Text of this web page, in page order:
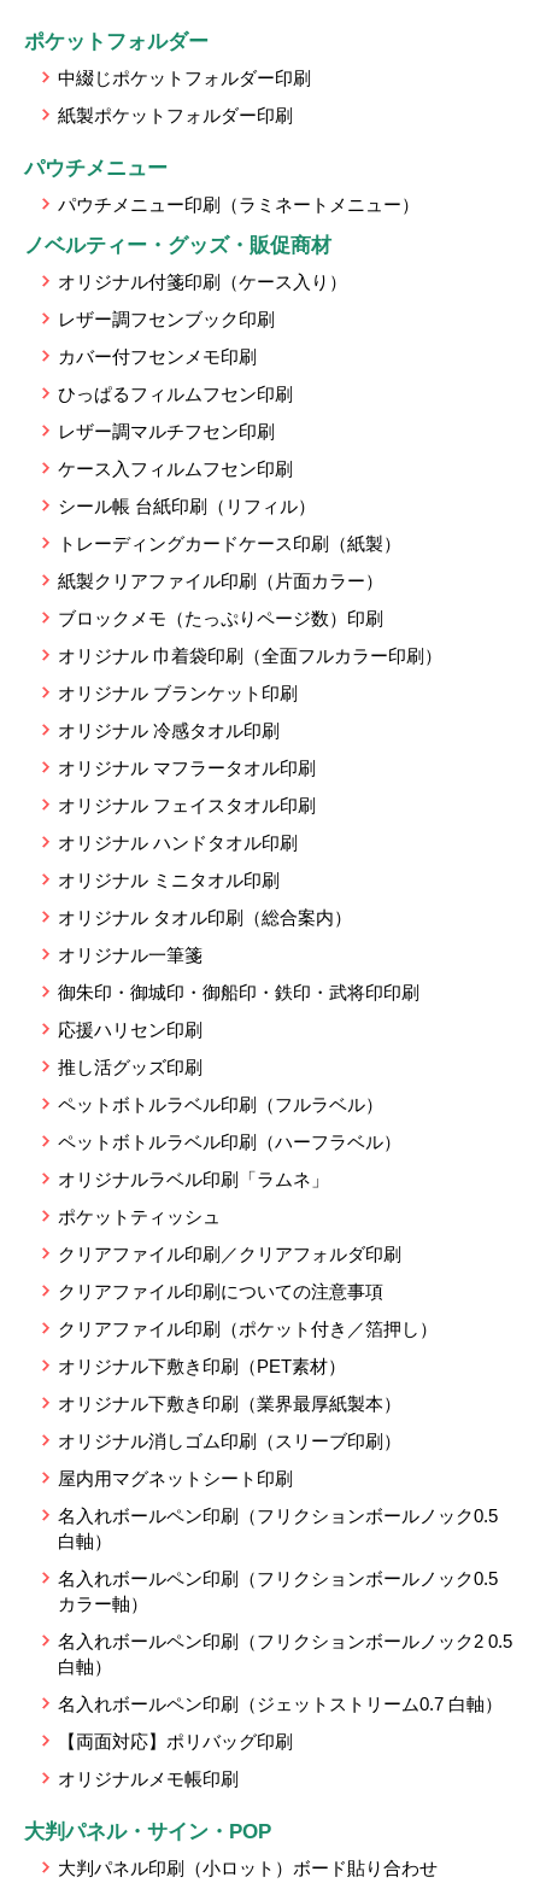
ポケットフォルダー
中綴じポケットフォルダー印刷
紙製ポケットフォルダー印刷
パウチメニュー
パウチメニュー印刷（ラミネートメニュー）
ノベルティー・グッズ・販促商材
オリジナル付箋印刷（ケース入り）
レザー調フセンブック印刷
カバー付フセンメモ印刷
ひっぱるフィルムフセン印刷
レザー調マルチフセン印刷
ケース入フィルムフセン印刷
シール帳 台紙印刷（リフィル）
トレーディングカードケース印刷（紙製）
紙製クリアファイル印刷（片面カラー）
ブロックメモ（たっぷりページ数）印刷
オリジナル 巾着袋印刷（全面フルカラー印刷）
オリジナル ブランケット印刷
オリジナル 冷感タオル印刷
オリジナル マフラータオル印刷
オリジナル フェイスタオル印刷
オリジナル ハンドタオル印刷
オリジナル ミニタオル印刷
オリジナル タオル印刷（総合案内）
オリジナル一筆箋
御朱印・御城印・御船印・鉄印・武将印印刷
応援ハリセン印刷
推し活グッズ印刷
ペットボトルラベル印刷（フルラベル）
ペットボトルラベル印刷（ハーフラベル）
オリジナルラベル印刷「ラムネ」
ポケットティッシュ
クリアファイル印刷／クリアフォルダ印刷
クリアファイル印刷についての注意事項
クリアファイル印刷（ポケット付き／箔押し）
オリジナル下敷き印刷（PET素材）
オリジナル下敷き印刷（業界最厚紙製本）
オリジナル消しゴム印刷（スリーブ印刷）
屋内用マグネットシート印刷
名入れボールペン印刷（フリクションボールノック0.5
白軸）
名入れボールペン印刷（フリクションボールノック0.5
カラー軸）
名入れボールペン印刷（フリクションボールノック2 0.5
白軸）
名入れボールペン印刷（ジェットストリーム0.7 白軸）
【両面対応】ポリバッグ印刷
オリジナルメモ帳印刷
大判パネル・サイン・POP
大判パネル印刷（小ロット）ボード貼り合わせ